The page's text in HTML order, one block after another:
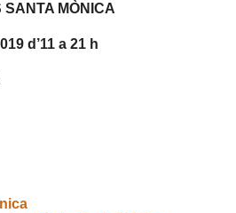
SANTA MÒNICA
d’11 a 21 h